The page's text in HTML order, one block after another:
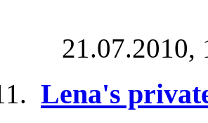
21.07.2010,
Lena's